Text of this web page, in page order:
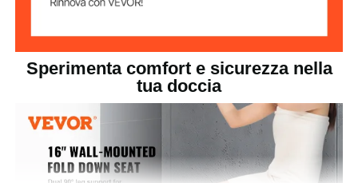
Sperimenta comfort e sicurezza nella
tua doccia